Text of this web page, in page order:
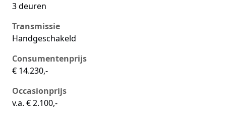
3 deuren
Transmissie
Handgeschakeld
Consumentenprijs
€ 14.230,-
Occasionprijs
v.a. € 2.100,-